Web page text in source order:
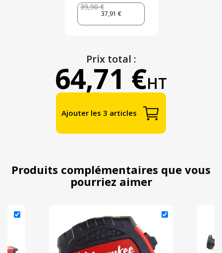
39,90 €
37,91 €
Prix total :
64,71 €HT
Ajouter les 3 articles
Produits complémentaires que vous
pourriez aimer